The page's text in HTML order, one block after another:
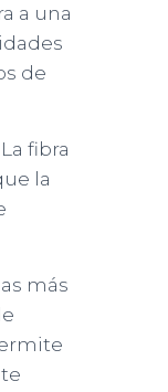
a una
de
fibra
la
más